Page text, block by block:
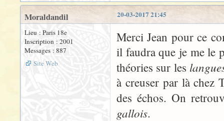
20-03-2017 21:45
Moraldandil
Lieu : Paris 18e
Inscription : 2001
Messages : 887
Site Web
Merci Jean pour ce
il faudra que je me le
théories sur les
à creuser par là chez
des échos. On
gallois.